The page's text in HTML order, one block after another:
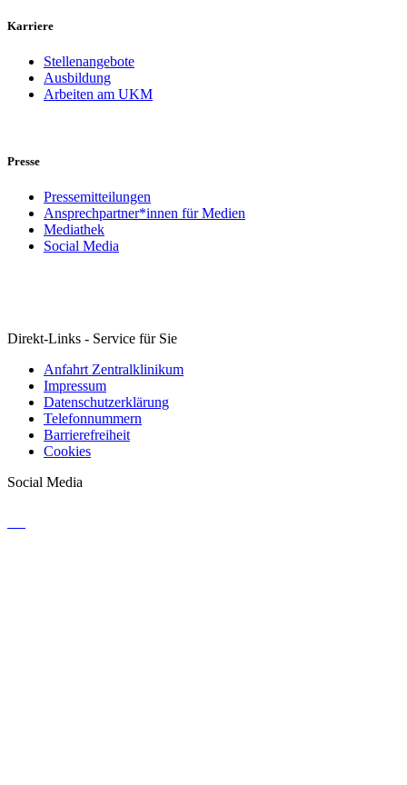
Karriere
Stellenangebote
Ausbildung
Arbeiten am UKM
Presse
Pressemitteilungen
Ansprechpartner*innen für Medien
Mediathek
Social Media
Direkt-Links - Service für Sie
Anfahrt Zentralklinikum
Impressum
Datenschutzerklärung
Telefonnummern
Barrierefreiheit
Cookies
Social Media